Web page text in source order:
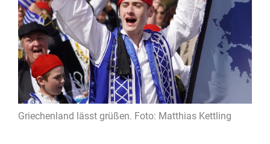
Griechenland lässt grüßen. Foto: Matthias Kettling